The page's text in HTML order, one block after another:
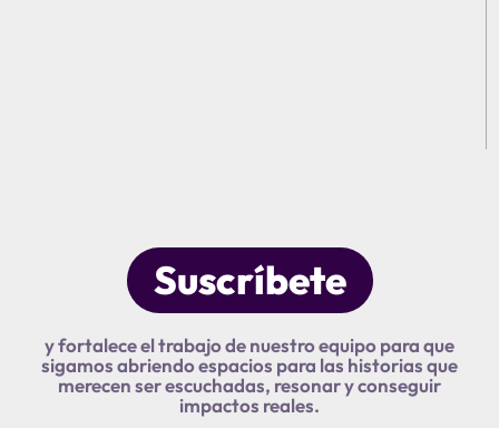
Suscríbete
y fortalece el trabajo de nuestro equipo para que
sigamos abriendo espacios para las historias que
merecen ser escuchadas, resonar y conseguir
impactos reales.